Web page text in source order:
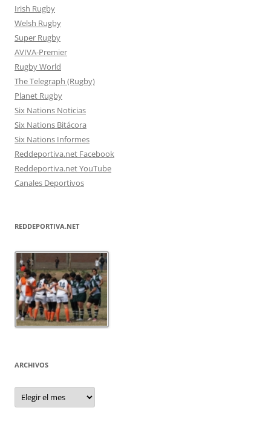
Irish Rugby
Welsh Rugby
Super Rugby
AVIVA-Premier
Rugby World
The Telegraph (Rugby)
Planet Rugby
Six Nations Noticias
Six Nations Bitácora
Six Nations Informes
Reddeportiva.net Facebook
Reddeportiva.net YouTube
Canales Deportivos
REDDEPORTIVA.NET
ARCHIVOS
Archivos